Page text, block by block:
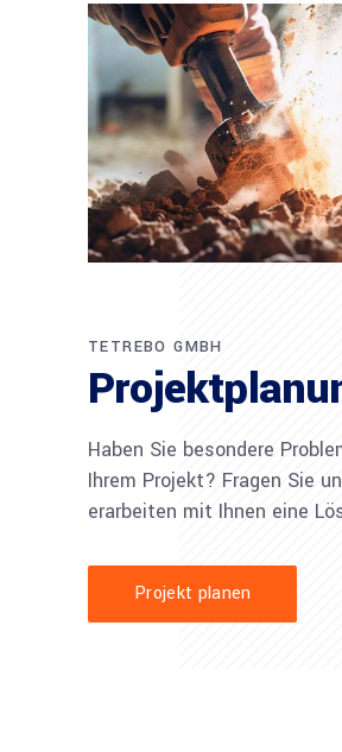
TETREBO GMBH
Haben Sie besondere
Ihrem Projekt? Fragen Sie
erarbeiten mit Ihnen eine
Projekt planen